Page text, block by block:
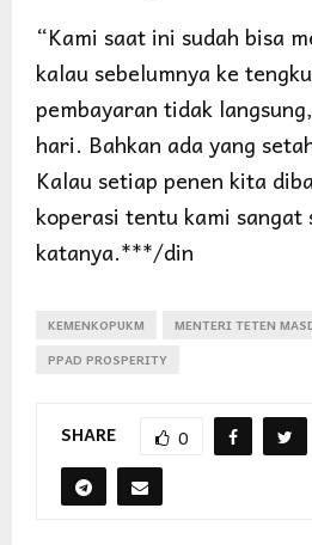
“Kami saat ini sudah bisa
kalau sebelumnya ke
pembayaran tidak
hari. Bahkan ada yang
Kalau setiap penen kita
koperasi tentu kami sangat
katanya.***/din
KEMENKOPUKM MENTERI TETEN
PPAD PROSPERITY
SHARE 0